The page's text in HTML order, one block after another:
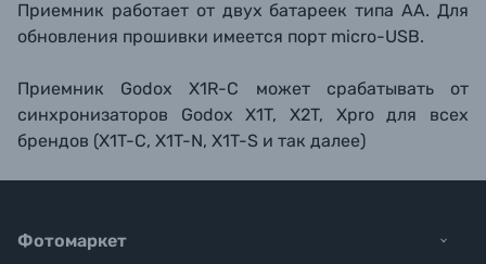
Приемник работает от двух батареек типа АА. Для
обновления прошивки имеется порт micro-USB.
Приемник Godox X1R-C может срабатывать от
синхронизаторов Godox X1T, X2T, Xpro для всех
брендов (X1T-C, X1T-N, X1T-S и так далее)
Фотомаркет